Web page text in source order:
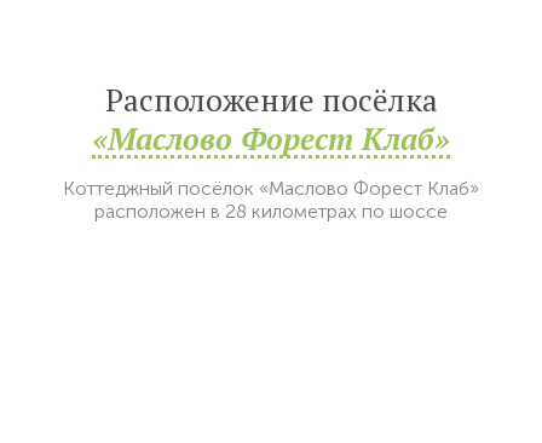
Расположение посёлка
«Маслово Форест Клаб»
Коттеджный посёлок «Маслово Форест Клаб»
расположен в 28 километрах по шоссе